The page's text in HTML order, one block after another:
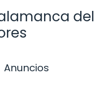
Anuncios